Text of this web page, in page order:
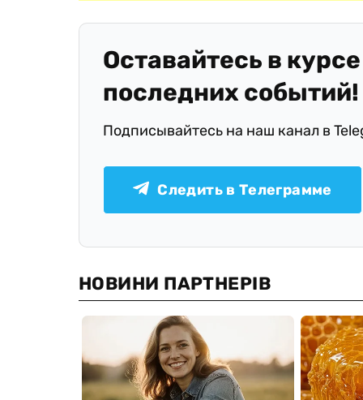
Оставайтесь в курсе
последних событий!
Подписывайтесь на наш канал в
Следить в Телеграмме